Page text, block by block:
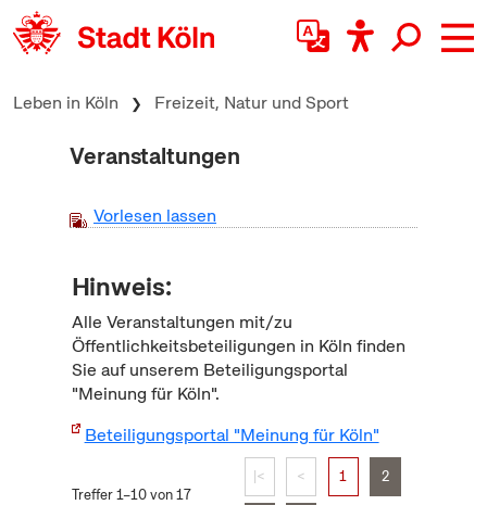
zum Inhalt springen
Leben in Köln Freizeit, Natur und Sport
Veranstaltungen
Vorlesen lassen
Hinweis:
Alle Veranstaltungen mit/zu
Öffentlichkeitsbeteiligungen in Köln finden
Sie auf unserem Beteiligungsportal
"Meinung für Köln".
Beteiligungsportal "Meinung für Köln"
Treffer 1–10 von 17
|< < 1 2